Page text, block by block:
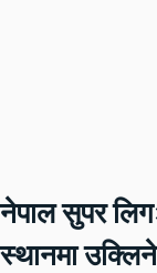
नेपाल सुपर
स्थानमा